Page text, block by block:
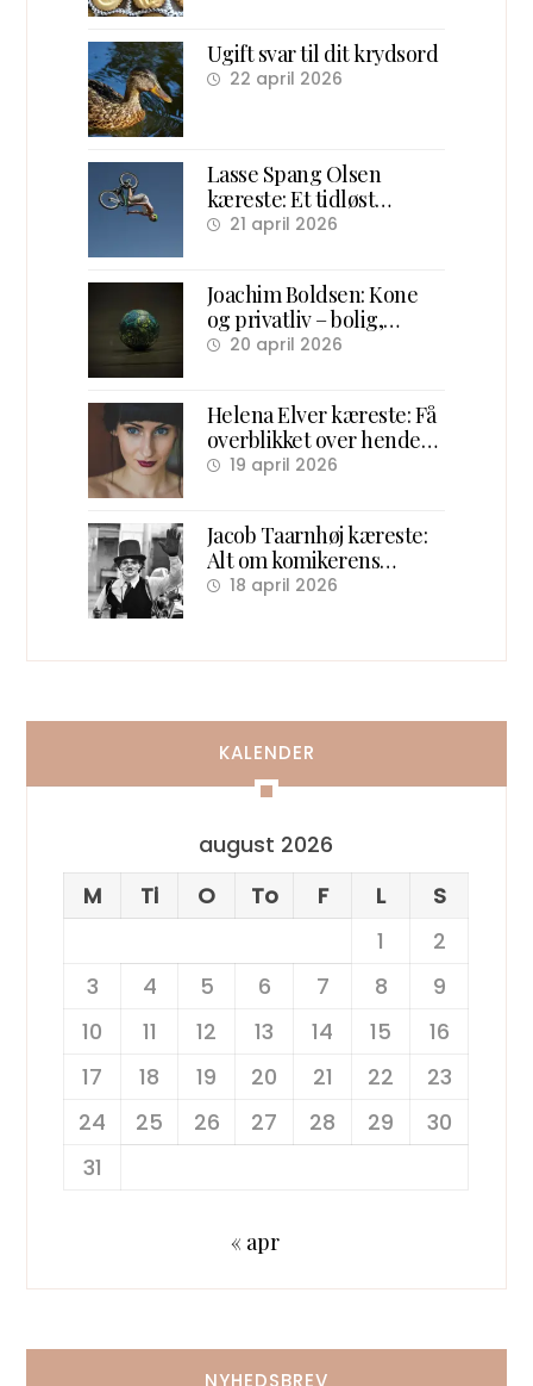
Ugift svar til dit krydsord
22 april 2026
Lasse Spang Olsen
kæreste: Et tidløst
overblik over hans
21 april 2026
Joachim Boldsen: Kone
og privatliv – bolig,
familie og karriere
20 april 2026
Helena Elver kæreste: Få
overblikket over hendes
kærlighedsliv
19 april 2026
Jacob Taarnhøj kæreste:
Alt om komikerens
kærlighedsliv bag scenen
18 april 2026
KALENDER
august 2026
M
Ti O To F L
S
1
2
3
4 5 6 7 8
9
10
11 12 13 14 15
16
17
18 19 20 21 22
23
24
25 26 27 28 29
30
31
« apr
NYHEDSBREV